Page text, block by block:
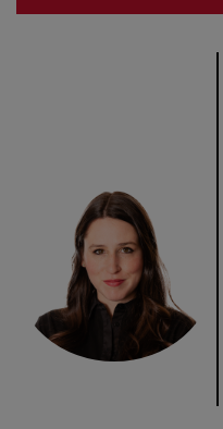
Évaluation
Avec
un